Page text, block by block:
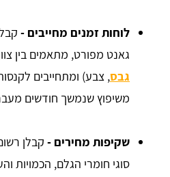
לוחות זמנים מחייבים -
גאנט מפורט, מתאמים בין
גבס, צבע) ומתחייבים
משיפוץ שנמשך חודשים
שקיפות מחירים - קבלן
סוגי חומרי הגלם, הכמויות